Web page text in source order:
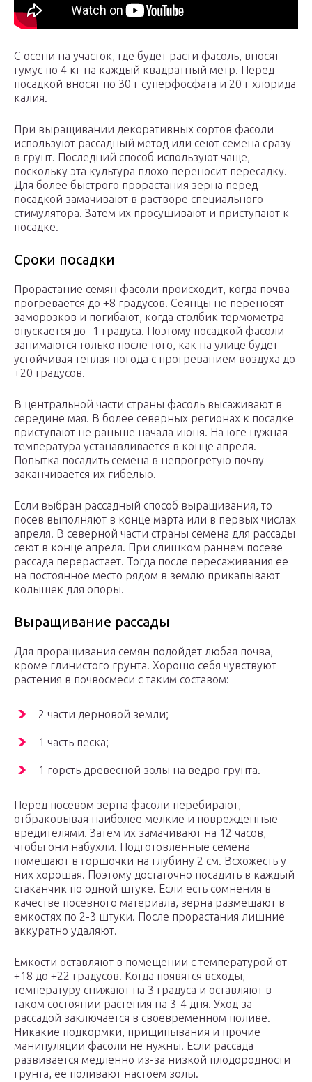
С осени на участок, где будет расти фасоль, вносят
гумус по 4 кг на каждый квадратный метр. Перед
посадкой вносят по 30 г суперфосфата и 20 г хлорида
калия.
При выращивании декоративных сортов фасоли
используют рассадный метод или сеют семена сразу
в грунт. Последний способ используют чаще,
поскольку эта культура плохо переносит пересадку.
Для более быстрого прорастания зерна перед
посадкой замачивают в растворе специального
стимулятора. Затем их просушивают и приступают к
посадке.
Сроки посадки
Прорастание семян фасоли происходит, когда почва
прогревается до +8 градусов. Сеянцы не переносят
заморозков и погибают, когда столбик термометра
опускается до -1 градуса. Поэтому посадкой фасоли
занимаются только после того, как на улице будет
устойчивая теплая погода с прогреванием воздуха до
+20 градусов.
В центральной части страны фасоль высаживают в
середине мая. В более северных регионах к посадке
приступают не раньше начала июня. На юге нужная
температура устанавливается в конце апреля.
Попытка посадить семена в непрогретую почву
заканчивается их гибелью.
Если выбран рассадный способ выращивания, то
посев выполняют в конце марта или в первых числах
апреля. В северной части страны семена для рассады
сеют в конце апреля. При слишком раннем посеве
рассада перерастает. Тогда после пересаживания ее
на постоянное место рядом в землю прикапывают
колышек для опоры.
Выращивание рассады
Для проращивания семян подойдет любая почва,
кроме глинистого грунта. Хорошо себя чувствуют
растения в почвосмеси с таким составом:
2 части дерновой земли;
1 часть песка;
1 горсть древесной золы на ведро грунта.
Перед посевом зерна фасоли перебирают,
отбраковывая наиболее мелкие и поврежденные
вредителями. Затем их замачивают на 12 часов,
чтобы они набухли. Подготовленные семена
помещают в горшочки на глубину 2 см. Всхожесть у
них хорошая. Поэтому достаточно посадить в каждый
стаканчик по одной штуке. Если есть сомнения в
качестве посевного материала, зерна размещают в
емкостях по 2-3 штуки. После прорастания лишние
аккуратно удаляют.
Емкости оставляют в помещении с температурой от
+18 до +22 градусов. Когда появятся всходы,
температуру снижают на 3 градуса и оставляют в
таком состоянии растения на 3-4 дня. Уход за
рассадой заключается в своевременном поливе.
Никакие подкормки, прищипывания и прочие
манипуляции фасоли не нужны. Если рассада
развивается медленно из-за низкой плодородности
грунта, ее поливают настоем золы.